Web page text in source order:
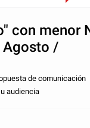
con menor
Agosto /
de comunicación
audiencia